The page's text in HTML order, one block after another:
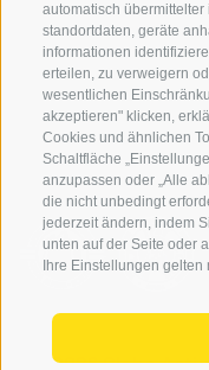
automatisch
standortdaten, geräte
informationen
erteilen, zu verweigern
wesentlichen
akzeptieren" klicken,
Cookies und ähnlichen
Schaltfläche
anzupassen oder „Alle
die nicht unbedingt
jederzeit ändern, indem
unten auf der Seite oder
Ihre Einstellungen
Bezahlung
Partner
© 2026 Globo